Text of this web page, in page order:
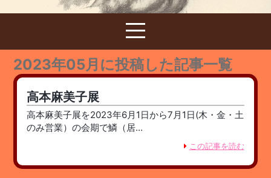
2023年05月に投稿した記事一覧
高本麻美子展
高本麻美子展を2023年6月1日から7月1日(木・金・土
のみ営業）の会期で鱗（居...
この記事を読む